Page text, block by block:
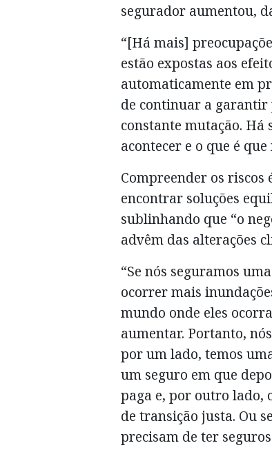
segurador aumentou,
“[Há mais]
estão expostas aos
automaticamente em
de continuar a garantir
constante mutação.
acontecer e o que é
Compreender os
encontrar soluções
sublinhando que “o
advêm das alterações
“Se nós seguramos
ocorrer mais
mundo onde eles
aumentar. Portanto,
por um lado, temos
um seguro em que
paga e, por outro lado,
de transição justa. Ou
precisam de ter